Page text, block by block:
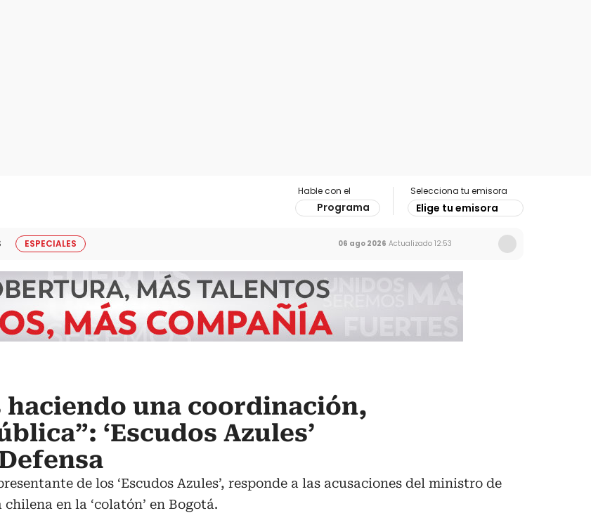
Hable con el
Programa
Selecciona tu emisora
Elige tu emisora
ESPECIALES 06 ago 2026 Actualizado 12:53
haciendo una coordinación,
‘Escudos Azules’
de los ‘Escudos Azules’, responde a las acusaciones del ministro de
en la ‘colatón’ en Bogotá.